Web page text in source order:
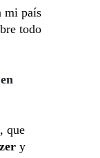
mi país
todo
que
y